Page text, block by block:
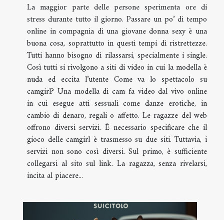
La maggior parte delle persone sperimenta ore di
stress durante tutto il giorno. Passare un po’ di tempo
online in compagnia di una giovane donna sexy è una
buona cosa, soprattutto in questi tempi di ristrettezze.
Tutti hanno bisogno di rilassarsi, specialmente i single.
Così tutti si rivolgono a siti di video in cui la modella è
nuda ed eccita l’utente Come va lo spettacolo su
camgirl? Una modella di cam fa video dal vivo online
in cui esegue atti sessuali come danze erotiche, in
cambio di denaro, regali o affetto. Le ragazze del web
offrono diversi servizi. È necessario specificare che il
gioco delle camgirl è trasmesso su due siti. Tuttavia, i
servizi non sono così diversi. Sul primo, è sufficiente
collegarsi al sito sul link. La ragazza, senza rivelarsi,
incita al piacere...